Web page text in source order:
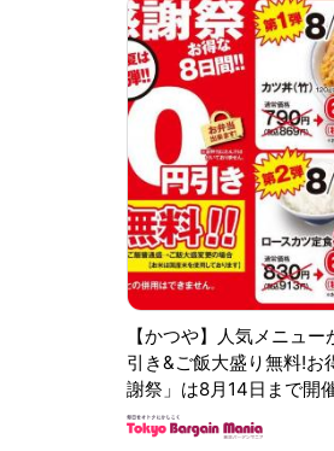
【かつや】人気メニュ
引き&ご飯大盛り無料!お
謝祭」は8月14日まで開催